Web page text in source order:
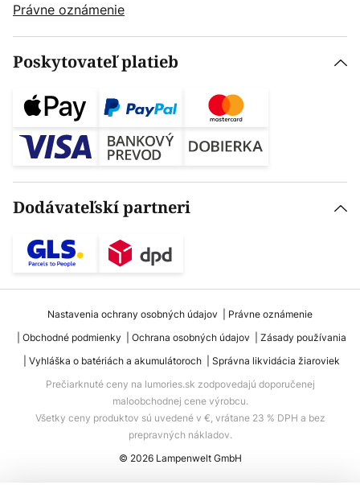
Právne oznámenie
Poskytovateľ platieb
Dodávateľskí partneri
Nastavenia ochrany osobných údajov
Právne oznámenie
Obchodné podmienky
Ochrana osobných údajov
Zásady používania
Vyhláška o batériách a akumulátoroch
Správna likvidácia žiaroviek
Prečiarknuté ceny na lumories.sk zodpovedajú doporučenej
maloobchodnej cene výrobcu.
Všetky ceny produktov sú uvedené v €, vrátane 23 % DPH a bez
prepravných nákladov.
© 2026 Lampenwelt GmbH